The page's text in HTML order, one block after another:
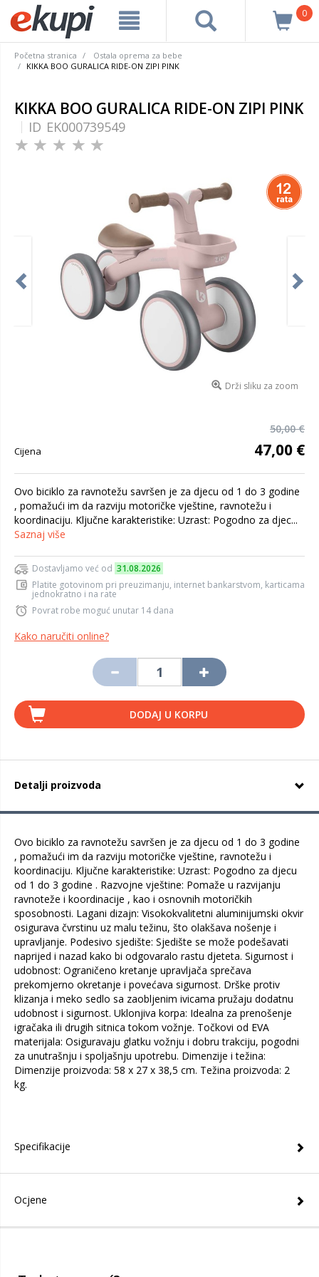
0
Početna stranica
Ostala oprema za bebe
KIKKA BOO GURALICA RIDE-ON ZIPI PINK
KIKKA BOO GURALICA RIDE-ON ZIPI PINK
ID EK000739549
Drži sliku za zoom
50,00 €
Cijena 47,00 €
Ovo biciklo za ravnotežu savršen je za djecu od 1 do 3 godine
, pomažući im da razviju motoričke vještine, ravnotežu i
koordinaciju. Ključne karakteristike: Uzrast: Pogodno za djec...
Saznaj više
Dostavljamo već od 31.08.2026
Platite gotovinom pri preuzimanju, internet bankarstvom, karticama
jednokratno i na rate
Povrat robe moguć unutar 14 dana
Kako naručiti online?
DODAJ U KORPU
Detalji proizvoda
Ovo biciklo za ravnotežu savršen je za djecu od 1 do 3 godine
, pomažući im da razviju motoričke vještine, ravnotežu i
koordinaciju. Ključne karakteristike: Uzrast: Pogodno za djecu
od 1 do 3 godine . Razvojne vještine: Pomaže u razvijanju
ravnoteže i koordinacije , kao i osnovnih motoričkih
sposobnosti. Lagani dizajn: Visokokvalitetni aluminijumski okvir
osigurava čvrstinu uz malu težinu, što olakšava nošenje i
upravljanje. Podesivo sjedište: Sjedište se može podešavati
naprijed i nazad kako bi odgovaralo rastu djeteta. Sigurnost i
udobnost: Ograničeno kretanje upravljača sprečava
prekomjerno okretanje i povećava sigurnost. Drške protiv
klizanja i meko sedlo sa zaobljenim ivicama pružaju dodatnu
udobnost i sigurnost. Uklonjiva korpa: Idealna za prenošenje
igračaka ili drugih sitnica tokom vožnje. Točkovi od EVA
materijala: Osiguravaju glatku vožnju i dobru trakciju, pogodni
za unutrašnju i spoljašnju upotrebu. Dimenzije i težina:
Dimenzije proizvoda: 58 x 27 x 38,5 cm. Težina proizvoda: 2
kg.
Specifikacije
Ocjene